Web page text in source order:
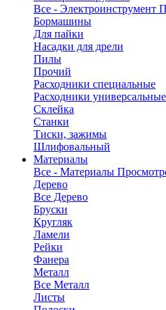
Все - Электроинструмент
Бормашины
Для пайки
Насадки для дрели
Пилы
Прочий
Расходники специальные
Расходники универсальные
Склейка
Станки
Тиски, зажимы
Шлифовальный
Материалы
Все - Материалы
Дерево
Все Дерево
Бруски
Кругляк
Ламели
Рейки
Фанера
Металл
Все Металл
Листы